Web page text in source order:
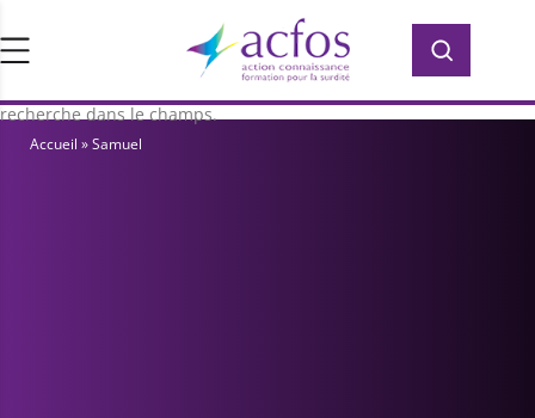
Rechercher :
d’ACFOS, qui contient plus de 400 PDF en
accès libre pour vous former ou vous
informer sur la surdité. Saisissez votre
recherche dans le champs.
Rechercher :
Accueil »Samuel